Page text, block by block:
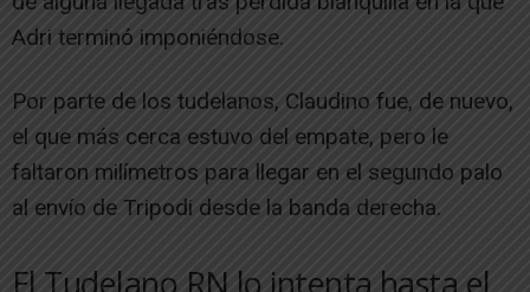
Adri terminó imponiéndose.
Por parte de los tudelanos, Claudino fue, de nuevo,
el que más cerca estuvo del empate, pero le
faltaron milímetros para llegar en el segundo palo
al envío de Tripodi desde la banda derecha.
El Tudelano RN lo intenta hasta el